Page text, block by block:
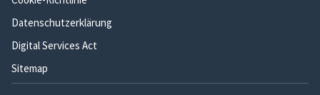
Datenschutzerklärung
Digital Services Act
Sitemap